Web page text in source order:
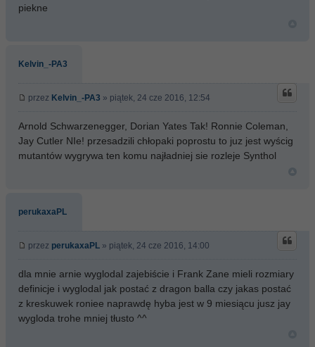
piekne
Kelvin_-PA3
przez Kelvin_-PA3 » piątek, 24 cze 2016, 12:54
Arnold Schwarzenegger, Dorian Yates Tak! Ronnie Coleman,
Jay Cutler NIe! przesadzili chłopaki poprostu to juz jest wyścig
mutantów wygrywa ten komu najładniej sie rozleje Synthol
perukaxaPL
przez perukaxaPL » piątek, 24 cze 2016, 14:00
dla mnie arnie wyglodal zajebiście i Frank Zane mieli rozmiary
definicje i wyglodal jak postać z dragon balla czy jakas postać
z kreskuwek roniee naprawdę hyba jest w 9 miesiącu jusz jay
wygloda trohe mniej tłusto ^^